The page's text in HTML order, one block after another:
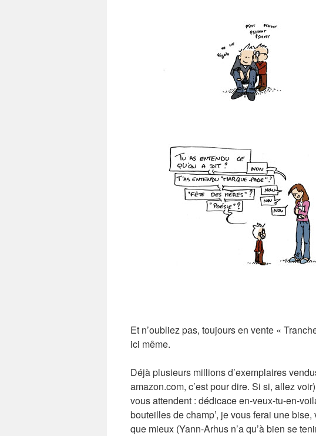
Et n’oubliez pas, toujours en vente «
ici même.
Déjà plusieurs millions d’exemplaires
amazon.com, c’est pour dire. Si si, allez
vous attendent : dédicace en-veux-tu-en-
bouteilles de champ’, je vous ferai une
que mieux (Yann-Arhus n’a qu’à bien se